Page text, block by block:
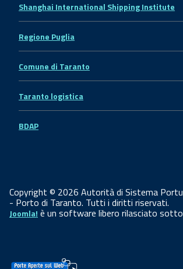
Shanghai International Shipping Institute
Regione Puglia
Comune di Taranto
Taranto logistica
BDAP
Copyright © 2026 Autorità di Sistema
- Porto di Taranto. Tutti i diritti riservati.
Joomla! è un software libero rilasciato sotto